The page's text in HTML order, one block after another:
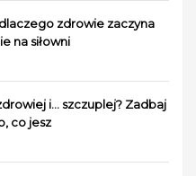
zdrowie zaczyna
na siłowni
i… szczuplej? Zadbaj
co jesz